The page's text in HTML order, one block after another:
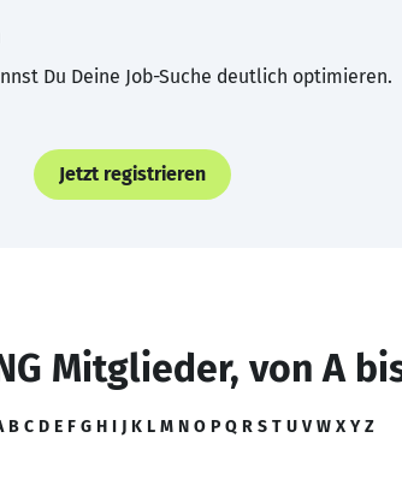
Du Deine Job-Suche deutlich optimieren.
Jetzt registrieren
Mitglieder, von A
B C D E F G H I J K L M N O P Q R S T U V W X Y Z